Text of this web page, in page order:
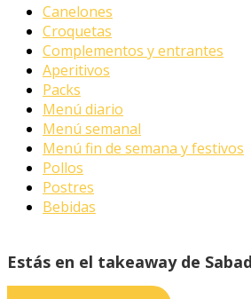
Canelones
Croquetas
Complementos y entrantes
Aperitivos
Packs
Menú diario
Menú semanal
Menú fin de semana y festivos
Pollos
Postres
Bebidas
Estás en el takeaway de